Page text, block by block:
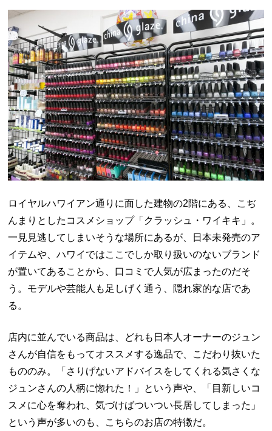
ロイヤルハワイアン通りに面した建物の2階にある、こぢ
んまりとしたコスメショップ「クラッシュ・ワイキキ」。
一見見逃してしまいそうな場所にあるが、日本未発売のア
イテムや、ハワイではここでしか取り扱いのないブランド
が置いてあることから、口コミで人気が広まったのだそ
う。モデルや芸能人も足しげく通う、隠れ家的な店であ
る。
店内に並んでいる商品は、どれも日本人オーナーのジュン
さんが自信をもってオススメする逸品で、こだわり抜いた
もののみ。「さりげないアドバイスをしてくれる気さくな
ジュンさんの人柄に惚れた！」という声や、「目新しいコ
スメに心を奪われ、気づけばついつい長居してしまった」
という声が多いのも、こちらのお店の特徴だ。